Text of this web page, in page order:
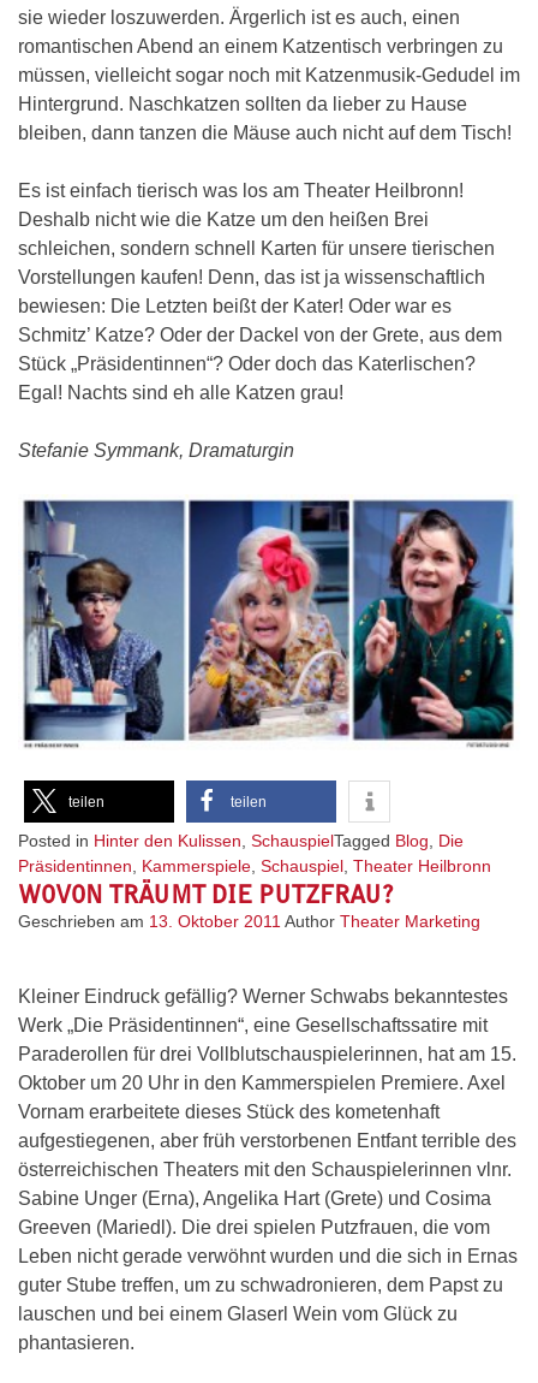
sie wieder loszuwerden. Ärgerlich ist es auch, einen
romantischen Abend an einem Katzentisch verbringen zu
müssen, vielleicht sogar noch mit Katzenmusik-Gedudel im
Hintergrund. Naschkatzen sollten da lieber zu Hause
bleiben, dann tanzen die Mäuse auch nicht auf dem Tisch!
Es ist einfach tierisch was los am Theater Heilbronn!
Deshalb nicht wie die Katze um den heißen Brei
schleichen, sondern schnell Karten für unsere tierischen
Vorstellungen kaufen! Denn, das ist ja wissenschaftlich
bewiesen: Die Letzten beißt der Kater! Oder war es
Schmitz’ Katze? Oder der Dackel von der Grete, aus dem
Stück „Präsidentinnen“? Oder doch das Katerlischen?
Egal! Nachts sind eh alle Katzen grau!
Stefanie Symmank, Dramaturgin
teilen teilen
Posted in Hinter den Kulissen SchauspielTagged Blog
Die
Präsidentinnen
Kammerspiele Schauspiel Theater Heilbronn
WOVON TRÄUMT DIE PUTZFRAU?
Geschrieben am 13. Oktober 2011 Author Theater Marketing
Kleiner Eindruck gefällig? Werner Schwabs bekanntestes
Werk „Die Präsidentinnen“, eine Gesellschaftssatire mit
Paraderollen für drei Vollblutschauspielerinnen, hat am 15.
Oktober um 20 Uhr in den Kammerspielen Premiere. Axel
Vornam erarbeitete dieses Stück des kometenhaft
aufgestiegenen, aber früh verstorbenen Entfant terrible des
österreichischen Theaters mit den Schauspielerinnen vlnr.
Sabine Unger (Erna), Angelika Hart (Grete) und Cosima
Greeven (Mariedl). Die drei spielen Putzfrauen, die vom
Leben nicht gerade verwöhnt wurden und die sich in Ernas
guter Stube treffen, um zu schwadronieren, dem Papst zu
lauschen und bei einem Glaserl Wein vom Glück zu
phantasieren.